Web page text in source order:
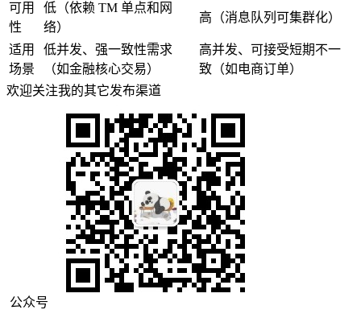
可用
性
低（依赖 TM 单点和网
络）
高（消息队列可集群化）
适用
场景
低并发、强一致性需求
（如金融核心交易）
高并发、可接受短期不一
致（如电商订单）
欢迎关注我的其它发布渠道
公众号